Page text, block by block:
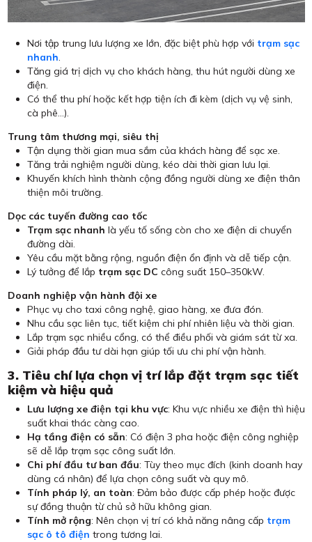
Nơi tập trung lưu lượng xe lớn, đặc biệt phù hợp với trạm sạc
nhanh.
Tăng giá trị dịch vụ cho khách hàng, thu hút người dùng xe
điện.
Có thể thu phí hoặc kết hợp tiện ích đi kèm (dịch vụ vệ sinh,
cà phê…).
Trung tâm thương mại, siêu thị
Tận dụng thời gian mua sắm của khách hàng để sạc xe.
Tăng trải nghiệm người dùng, kéo dài thời gian lưu lại.
Khuyến khích hình thành cộng đồng người dùng xe điện thân
thiện môi trường.
Dọc các tuyến đường cao tốc
Trạm sạc nhanh là yếu tố sống còn cho xe điện di chuyển
đường dài.
Yêu cầu mặt bằng rộng, nguồn điện ổn định và dễ tiếp cận.
Lý tưởng để lắp trạm sạc DC công suất 150–350kW.
Doanh nghiệp vận hành đội xe
Phục vụ cho taxi công nghệ, giao hàng, xe đưa đón.
Nhu cầu sạc liên tục, tiết kiệm chi phí nhiên liệu và thời gian.
Lắp trạm sạc nhiều cổng, có thể điều phối và giám sát từ xa.
Giải pháp đầu tư dài hạn giúp tối ưu chi phí vận hành.
3. Tiêu chí lựa chọn vị trí lắp đặt trạm sạc tiết
kiệm và hiệu quả
Lưu lượng xe điện tại khu vực: Khu vực nhiều xe điện thì hiệu
suất khai thác càng cao.
Hạ tầng điện có sẵn: Có điện 3 pha hoặc điện công nghiệp
sẽ dễ lắp trạm sạc công suất lớn.
Chi phí đầu tư ban đầu: Tùy theo mục đích (kinh doanh hay
dùng cá nhân) để lựa chọn công suất và quy mô.
Tính pháp lý, an toàn: Đảm bảo được cấp phép hoặc được
sự đồng thuận từ chủ sở hữu không gian.
Tính mở rộng: Nên chọn vị trí có khả năng nâng cấp trạm
sạc ô tô điện trong tương lai.